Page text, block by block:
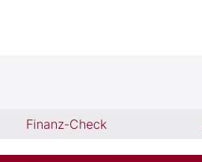
Finanz-Check